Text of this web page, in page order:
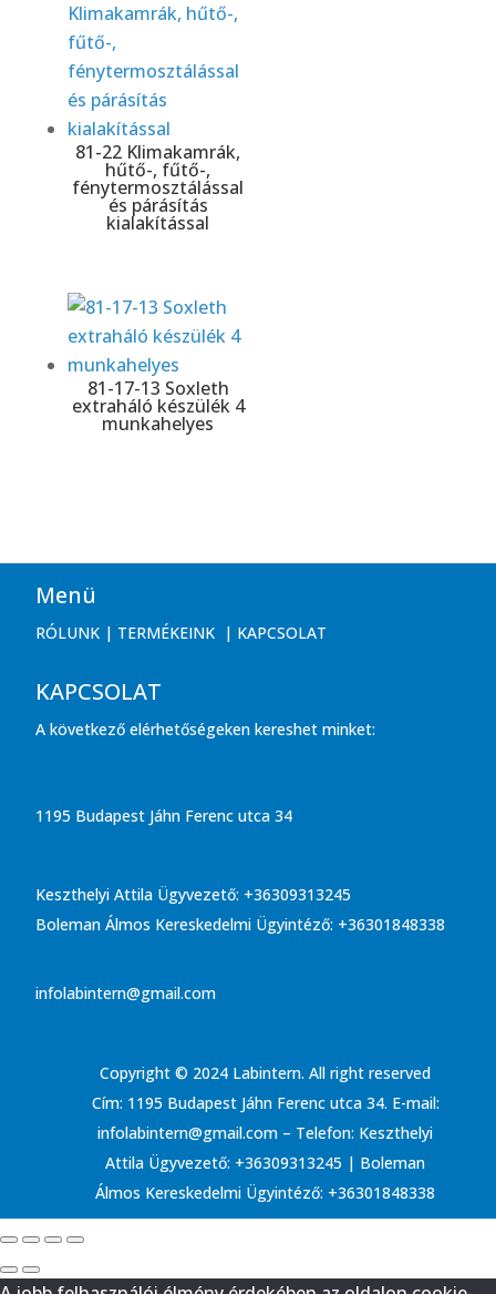
81-22 Klimakamrák,
hűtő-, fűtő-,
fénytermosztálással
és párásítás
kialakítással
81-17-13 Soxleth
extraháló készülék 4
munkahelyes
Menü
RÓLUNK | TERMÉKEINK | KAPCSOLAT
KAPCSOLAT
A következő elérhetőségeken kereshet minket:
1195 Budapest Jáhn Ferenc utca 34
Keszthelyi Attila Ügyvezető: +36309313245
Boleman Álmos Kereskedelmi Ügyintéző: +36301848338
infolabintern@gmail.com
Copyright © 2024 Labintern. All right reserved
Cím: 1195 Budapest Jáhn Ferenc utca 34. E-mail:
infolabintern@gmail.com – Telefon: Keszthelyi
Attila Ügyvezető: +36309313245 | Boleman
Álmos Kereskedelmi Ügyintéző: +36301848338